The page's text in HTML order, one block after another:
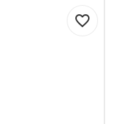
favorite_border